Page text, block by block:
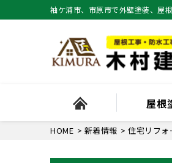
袖ケ浦市、市原市で外壁塗装、屋
屋根
HOME > 新着情報 > 住宅リフォ